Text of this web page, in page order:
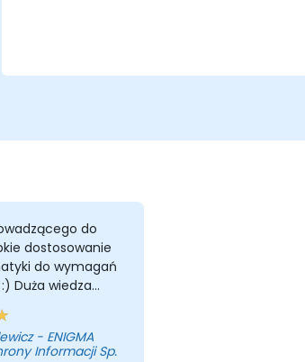
do
dostosowanie
do wymagań
Duża wiedza
:)
- ENIGMA
Informacji Sp.